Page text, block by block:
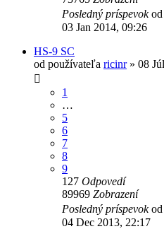
Posledný príspevok
03 Jan 2014, 09:26
HS-9 SC
od používateľa ricinr» 08
1
…
5
6
7
8
9
127 Odpovedí
89969 Zobrazení
Posledný príspevok
04 Dec 2013, 22:17